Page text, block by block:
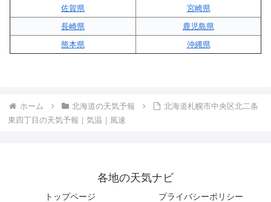
佐賀県
宮崎県
長崎県
鹿児島県
熊本県
沖縄県
ホーム 北海道の天気予報
北海道札幌市中央区北二条
東四丁目の天気予報｜気温｜風速
各地の天気ナビ
トップページ プライバシーポリシー